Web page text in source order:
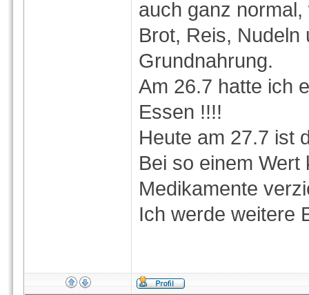
auch ganz
Brot, Reis,
Grundnahrung.
Am 26.7 hatte ich
Essen !!!!
Heute am 27.7 ist
Bei so einem
Medikamente
Ich werde weitere